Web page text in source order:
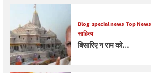
Blog special news Top News
साहित्य
बिसारिए न राम को…